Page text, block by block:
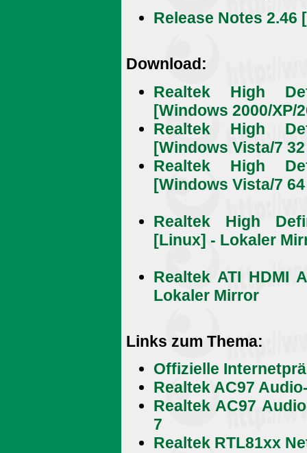
Release Notes
Download:
Realtek High
[Windows 2000/XP/
Realtek High
[Windows Vista/7
Realtek High
[Windows Vista/7
Realtek High
[Linux] - Lokaler
Realtek ATI HDMI
Lokaler Mirror
Links zum Thema:
Offizielle
Realtek AC97
Realtek AC97
7
Realtek RTL81xx